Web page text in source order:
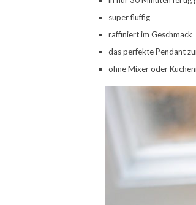
super fluffig
raffiniert im Geschmack
das perfekte Pendant
ohne Mixer oder